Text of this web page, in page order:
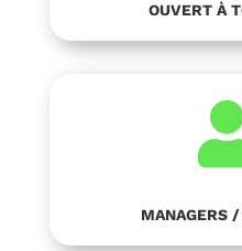
OUVERT À
MANAGERS